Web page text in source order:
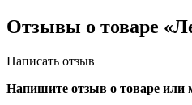
Отзывы о товаре
Написать отзыв
Напишите отзыв о товаре или